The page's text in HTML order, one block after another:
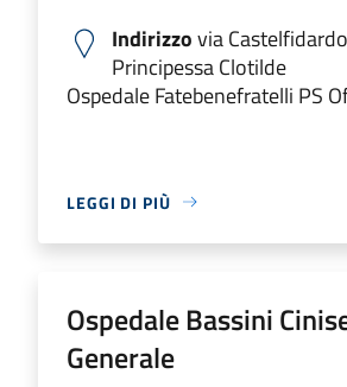
Indirizzovia
Principessa Clotilde
Ospedale Fatebenefratelli PS
LEGGI DI PIÙ
Ospedale Bassini
Generale